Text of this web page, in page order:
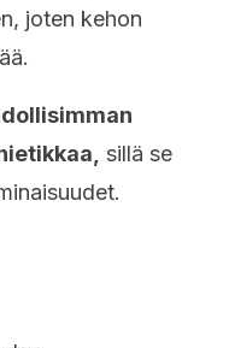
joten kehon
sillä se